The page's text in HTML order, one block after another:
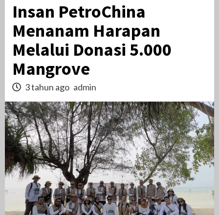
Insan PetroChina
Menanam Harapan
Melalui Donasi 5.000
Mangrove
3 tahun ago admin